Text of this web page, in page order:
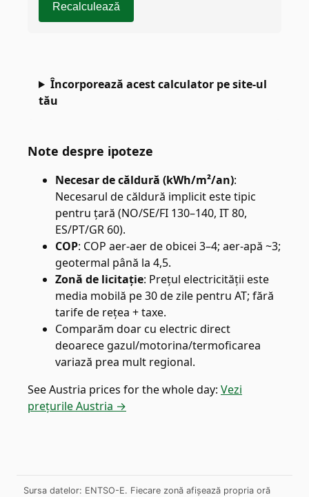
Recalculează
Încorporează acest calculator pe site-ul
tău
Note despre ipoteze
Necesar de căldură (kWh/m²/an):
Necesarul de căldură implicit este tipic
pentru țară (NO/SE/FI 130–140, IT 80,
ES/PT/GR 60).
COP: COP aer-aer de obicei 3–4; aer-apă ~3;
geotermal până la 4,5.
Zonă de licitație: Prețul electricității este
media mobilă pe 30 de zile pentru AT; fără
tarife de rețea + taxe.
Comparăm doar cu electric direct
deoarece gazul/motorina/termoficarea
variază prea mult regional.
SeeAustria prices for the whole day: Vezi
prețurile Austria →
Sursa datelor: ENTSO-E. Fiecare zonă afișează propria oră